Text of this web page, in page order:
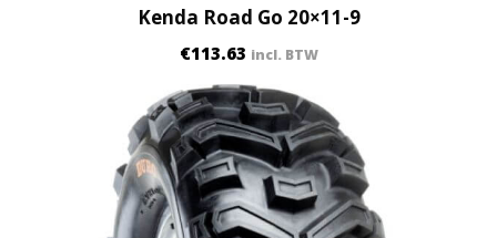
Kenda Road Go 20×11-9
€113.63 incl. BTW